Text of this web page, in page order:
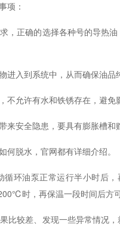
项：
，正确的选择各种号的导热
进入到系统中，从而确保油品
不允许有水和铁锈存在， 避免
来安全隐患 ，要具有膨胀槽
脱水，官网都有详细介绍。
环油泵正常运行半小时后
时，再保温一段时间后方可
比较差、发现一些异常情况